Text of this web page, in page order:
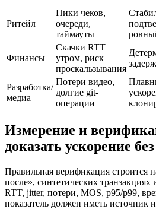
Ритейл
Пики чеков,
очереди,
таймауты
Финансы
Скачки RTT
утром, риск
проскальзывания
Разработка/
медиа
Потери видео,
долгие git-
операции
Измерение и
доказать ускорение
Правильная верификация строится
после», синтетических
RTT, jitter, потери, MOS, p95/p99,
показатель должен иметь источник